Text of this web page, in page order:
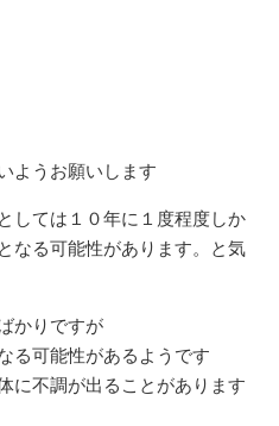
ようお願いします
しては１０年に１度程度しか
なる可能性があります。と気
かりですが
る可能性があるようです
に不調が出ることがあります